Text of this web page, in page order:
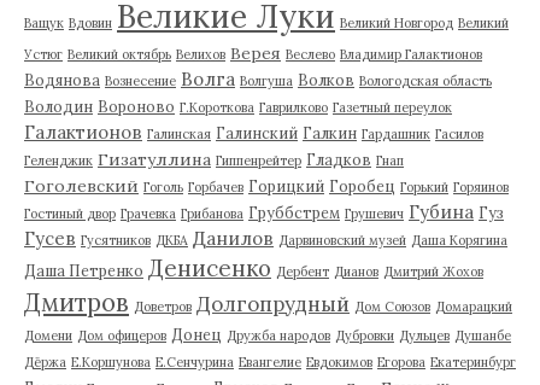
Ващук Вдовин Великие Луки Великий Новгород Великий
Устюг Великий октябрь Велихов Верея Веслево Владимир Галактионов
Водянова Вознесение Волга Волгуша Волков Вологодская область
Володин Вороново Г.Короткова Гаврилково Газетный переулок
Галактионов Галинская Галинский Галкин Гардашник Гасилов
Геленджик Гизатуллина Гиппенрейтер Гладков Гнап
Гоголевский Гоголь Горбачев Горицкий Горобец Горький Горяинов
Гостиный двор Грачевка Грибанова Груббстрем Грушевич Губина Гуз
Гусев Гусятников ДКБА Данилов Дарвиновский музей Даша Корягина
Даша Петренко Денисенко Дербент Дианов Дмитрий Жохов
Дмитров Доветров Долгопрудный Дом Союзов Домарацкий
Домени Дом офицеров Донец Дружба народов Дубровки Дульцев Душанбе
Дёржа Е.Коршунова Е.Сенчурина Евангелие Евдокимов Егорова Екатеринбург